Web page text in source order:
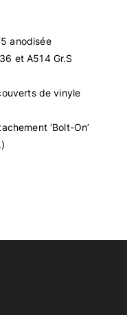
anodisée
et A514 Gr.S
de vinyle
‘Bolt-On’